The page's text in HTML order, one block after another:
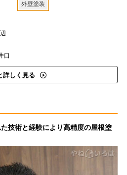
外壁塗装
口
詳しく見る
技術と経験により高精度の屋根塗